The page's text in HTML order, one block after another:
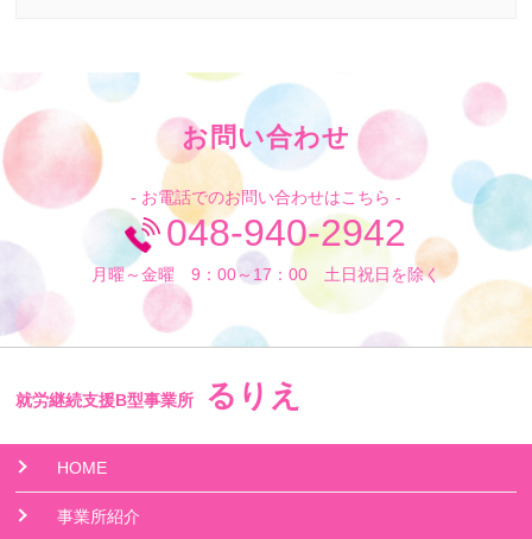
お問い合わせ
- お電話でのお問い合わせはこちら -
048-940-2942
月曜～金曜 9：00～17：00 土日祝日を除く
就労継続支援B型事業所 るりえ
HOME
事業所紹介